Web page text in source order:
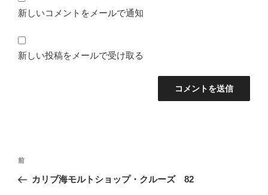
新しいコメントをメールで通知
新しい投稿をメールで受け取る
投
ナ
前
の
前
カリブ海モルトショップ・クルーズ 82